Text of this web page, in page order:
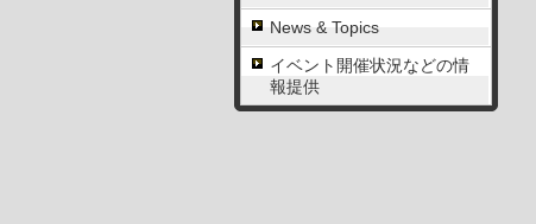
News & Topics
イベント開催状況などの情
報提供